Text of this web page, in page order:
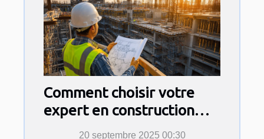
Comment choisir votre
expert en construction
pour sécuriser votre
20 septembre 2025 00:30